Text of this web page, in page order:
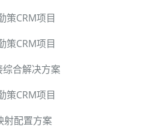
策CRM项目
策CRM项目
综合解决方案
策CRM项目
射配置方案